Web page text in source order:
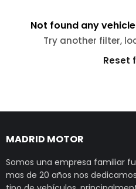
Not found any
Try another filter,
Reset
MADRID MOTOR
Somos una empresa familiar
mas de 20 años nos